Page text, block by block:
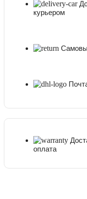
курьером
оплата